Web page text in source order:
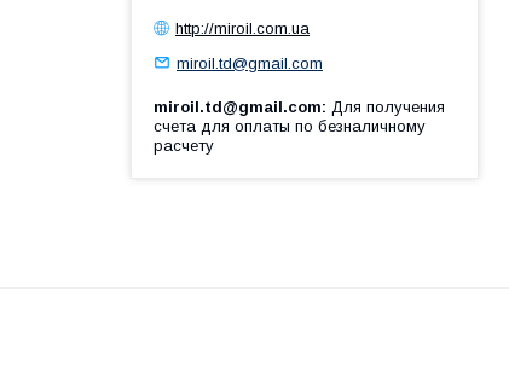
http://miroil.com.ua
miroil.td@gmail.com
miroil.td@gmail.com Для получения
счета для оплаты по безналичному
расчету